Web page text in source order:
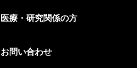
医療・研究関係の方
お問い合わせ